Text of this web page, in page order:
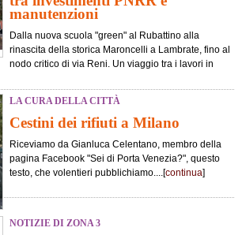
manutenzioni
Dalla nuova scuola "green" al Rubattino alla
rinascita della storica Maroncelli a Lambrate, fino al
nodo critico di via Reni. Un viaggio tra i lavori in
LA CURA DELLA CITTÀ
Cestini dei rifiuti a Milano
Riceviamo da Gianluca Celentano, membro della
pagina Facebook "Sei di Porta Venezia?", questo
testo, che volentieri pubblichiamo....[continua]
NOTIZIE DI ZONA 3